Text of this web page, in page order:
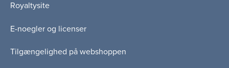
Royaltysite
E-noegler og licenser
Tilgængelighed på webshoppen